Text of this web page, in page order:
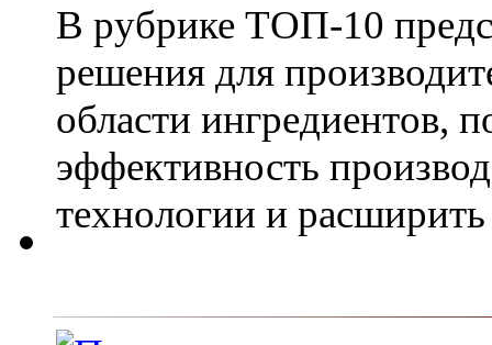
В рубрике ТОП-10
решения для
области ингредиентов,
эффективность
технологии и расширить